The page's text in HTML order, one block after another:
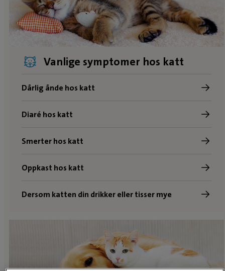
Vanlige symptomer hos katt
Dårlig ånde hos katt
Diaré hos katt
Smerter hos katt
Oppkast hos katt
Dersom katten din drikker eller tisser mye